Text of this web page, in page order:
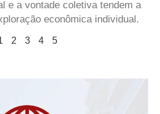
e a vontade coletiva tendem a
econômica individual.
2 3 4 5